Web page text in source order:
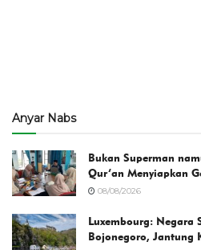
Anyar Nabs
Bukan Superman
Qur’an Menyiapkan
08/08/2026
Luxembourg: Negara
Bojonegoro, Jantung